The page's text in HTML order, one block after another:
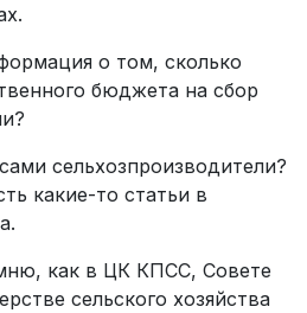
о том, сколько
бюджета на сбор
сельхозпроизводители?
какие-то статьи в
как в ЦК КПСС, Совете
сельского хозяйства